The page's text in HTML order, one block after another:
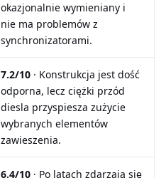
okazjonalnie wymieniany i
nie ma problemów z
synchronizatorami.
7.2/10 · Konstrukcja jest dość
odporna, lecz ciężki przód
diesla przyspiesza zużycie
wybranych elementów
zawieszenia.
6.4/10 · Po latach zdarzają się